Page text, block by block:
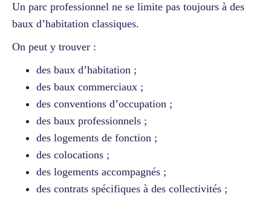
Un parc professionnel ne se limite pas toujours à des
baux d’habitation classiques.
On peut y trouver :
des baux d’habitation ;
des baux commerciaux ;
des conventions d’occupation ;
des baux professionnels ;
des logements de fonction ;
des colocations ;
des logements accompagnés ;
des contrats spécifiques à des collectivités ;